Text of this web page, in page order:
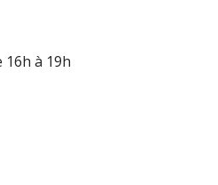
16h à 19h